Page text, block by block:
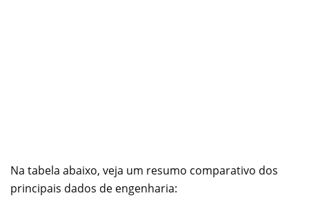
Na tabela abaixo, veja um resumo comparativo dos
principais dados de engenharia: